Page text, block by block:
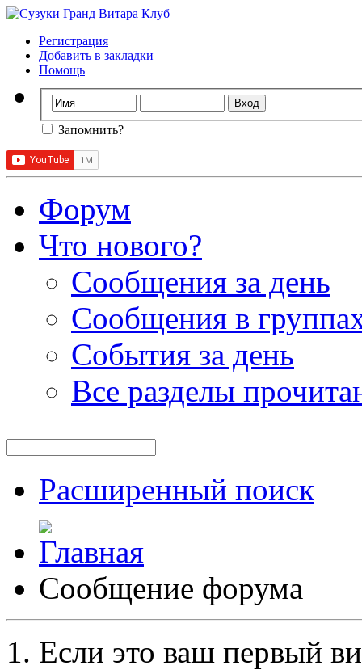
Регистрация
Добавить в закладки
Помощь
Запомнить?
Форум
Что нового?
Сообщения за день
Сообщения в
События за день
Все разделы
Расширенный поиск
Сообщение форума
Если это ваш первый